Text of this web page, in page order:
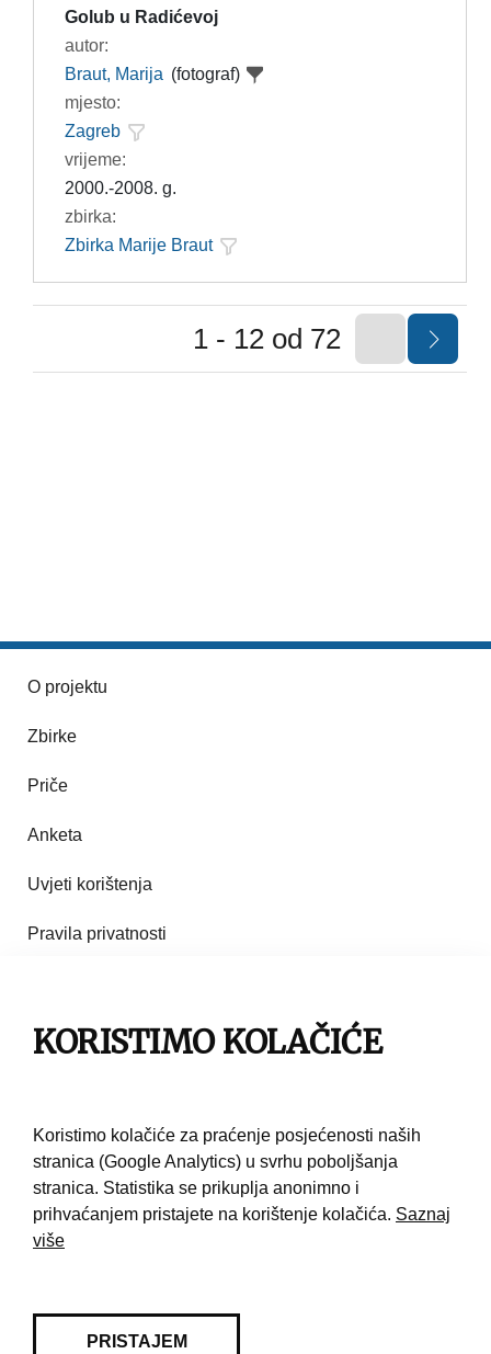
Golub u Radićevoj
autor:
Braut, Marija (fotograf)
mjesto:
Zagreb
vrijeme:
2000.-2008. g.
zbirka:
Zbirka Marije Braut
1 - 12 od 72
O projektu
Zbirke
Priče
Anketa
Uvjeti korištenja
Pravila privatnosti
Pravila korištenja
KORISTIMO KOLAČIĆE
Koristimo kolačiće za praćenje posjećenosti naših
stranica (Google Analytics) u svrhu poboljšanja
stranica. Statistika se prikuplja anonimno i
prihvaćanjem pristajete na korištenje kolačića. Saznaj
više
PRISTAJEM